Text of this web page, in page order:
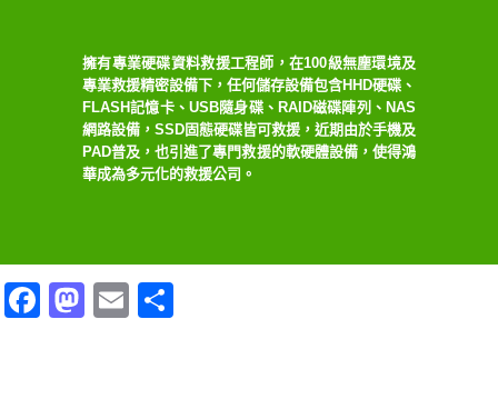
擁有專業硬碟資料救援工程師，在100級無塵環境及
專業救援精密設備下，任何儲存設備包含HHD硬碟、
FLASH記憶卡、USB隨身碟、RAID磁碟陣列、NAS
網路設備，SSD固態硬碟皆可救援，近期由於手機及
PAD普及，也引進了專門救援的軟硬體設備，使得鴻
華成為多元化的救援公司。
Facebook
Mastodon
Email